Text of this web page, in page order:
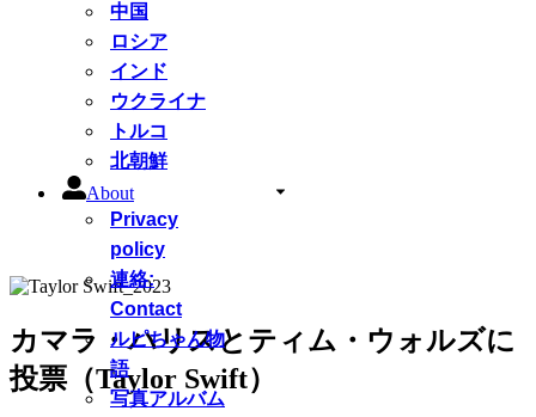
中国
ロシア
インド
ウクライナ
トルコ
北朝鮮
About
Privacy
policy
連絡:
Contact
ルピちゃん物
語
写真アルバム
カマラ・ハリスとティム・ウォルズに
投票（Taylor Swift）